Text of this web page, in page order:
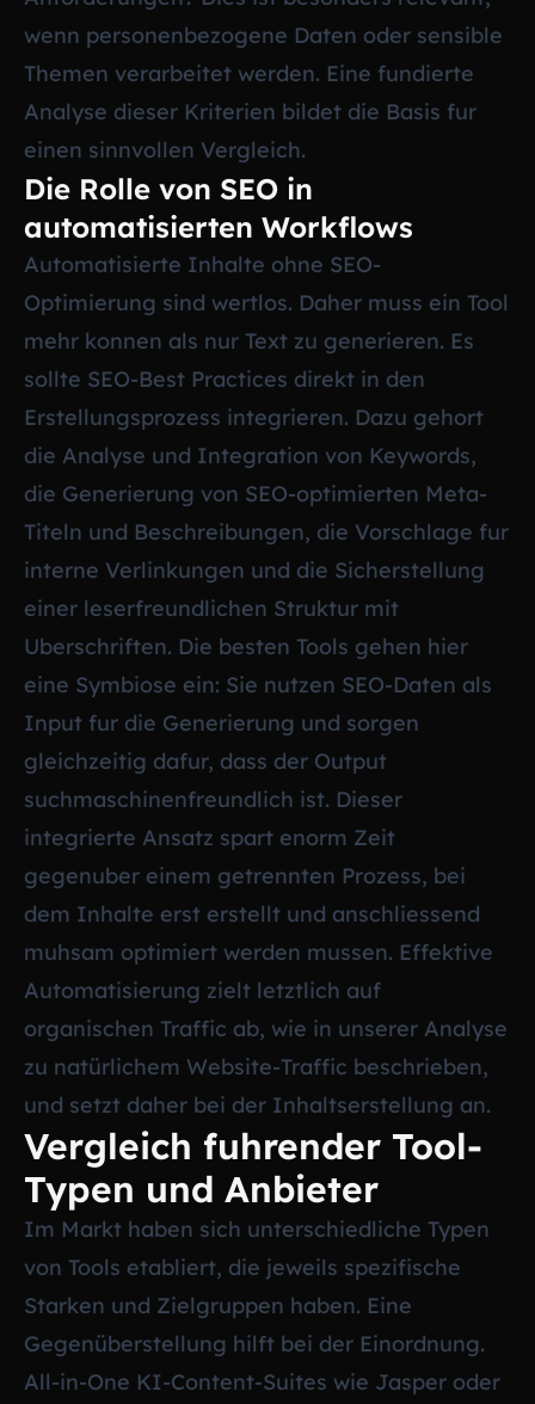
wenn personenbezogene Daten oder sensible
Themen verarbeitet werden. Eine fundierte
Analyse dieser Kriterien bildet die Basis fur
einen sinnvollen Vergleich.
Die Rolle von SEO in
automatisierten Workflows
Automatisierte Inhalte ohne SEO-
Optimierung sind wertlos. Daher muss ein Tool
mehr konnen als nur Text zu generieren. Es
sollte SEO-Best Practices direkt in den
Erstellungsprozess integrieren. Dazu gehort
die Analyse und Integration von Keywords,
die Generierung von SEO-optimierten Meta-
Titeln und Beschreibungen, die Vorschlage fur
interne Verlinkungen und die Sicherstellung
einer leserfreundlichen Struktur mit
Uberschriften. Die besten Tools gehen hier
eine Symbiose ein: Sie nutzen SEO-Daten als
Input fur die Generierung und sorgen
gleichzeitig dafur, dass der Output
suchmaschinenfreundlich ist. Dieser
integrierte Ansatz spart enorm Zeit
gegenuber einem getrennten Prozess, bei
dem Inhalte erst erstellt und anschliessend
muhsam optimiert werden mussen. Effektive
Automatisierung zielt letztlich auf
organischen Traffic ab, wie in unserer Analyse
zu natürlichem Website-Traffic beschrieben,
und setzt daher bei der Inhaltserstellung an.
Vergleich fuhrender Tool-
Typen und Anbieter
Im Markt haben sich unterschiedliche Typen
von Tools etabliert, die jeweils spezifische
Starken und Zielgruppen haben. Eine
Gegenüberstellung hilft bei der Einordnung.
All-in-One KI-Content-Suites wie Jasper oder